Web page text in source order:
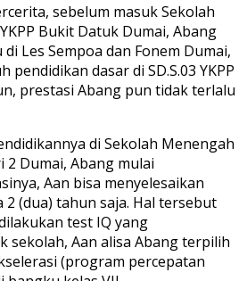
sebelum masuk Sekolah
Bukit Datuk Dumai, Abang
Les Sempoa dan Fonem Dumai,
pendidikan dasar di SD.S.03 YKPP
prestasi Abang pun tidak terlalu
di Sekolah Menengah
2 Dumai, Abang mulai
Aan bisa menyelesaikan
2 (dua) tahun saja. Hal tersebut
test IQ yang
sekolah, Aan alisa Abang terpilih
(program percepatan